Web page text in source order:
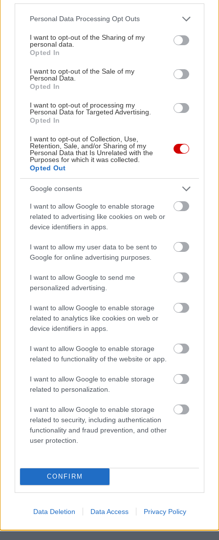
Please note that this website/app uses one or more Google
not limited to your visit or usage behaviour. You may click to
grant or deny consent to Google and its third-party tags to
use your data for below specified purposes in below Google
consent section.
Personal Data Processing Opt Outs
I want to opt-out of the Sharing of my
personal data.
Opted In
I want to opt-out of the Sale of my
Personal Data.
Opted In
I want to opt-out of processing my
Personal Data for Targeted Advertising.
Opted In
I want to opt-out of Collection, Use,
Retention, Sale, and/or Sharing of my
Personal Data that Is Unrelated with the
Purposes for which it was collected.
Opted Out
Google consents
I want to allow Google to enable storage
related to advertising like cookies on web or
device identifiers in apps.
I want to allow my user data to be sent to
Google for online advertising purposes.
I want to allow Google to send me
personalized advertising.
I want to allow Google to enable storage
related to analytics like cookies on web or
device identifiers in apps.
I want to allow Google to enable storage
related to functionality of the website or app.
I want to allow Google to enable storage
related to personalization.
I want to allow Google to enable storage
related to security, including authentication
functionality and fraud prevention, and other
user protection.
CONFIRM
Data Deletion Data Access Privacy Policy
Περάστε διαφανή μάσκαρα στα φρύδια σας για να
μην θυμίζουν τον Groucho Marx, ακόμα κι αν
έχετε μια βδομάδα να τα περιποιηθείτε.
Αν βαριέστε να κάνετε οτιδήποτε άλλο, φορέστε
απλώς ένα φλογερό κόκκινο κραγιόν. Σώζει την
παρτίδα, κάθε φορά.